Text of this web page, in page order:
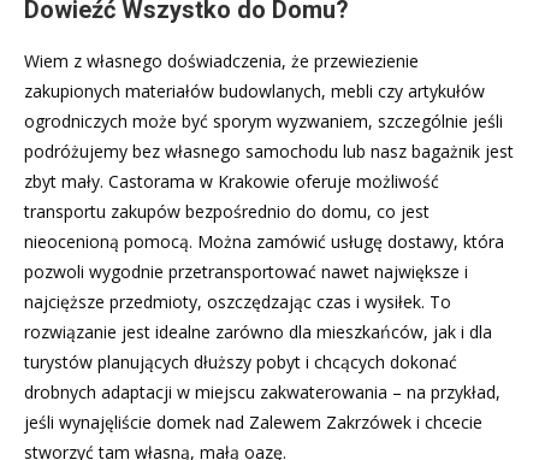
Dowieźć Wszystko do Domu?
Wiem z własnego doświadczenia, że przewiezienie
zakupionych materiałów budowlanych, mebli czy artykułów
ogrodniczych może być sporym wyzwaniem, szczególnie jeśli
podróżujemy bez własnego samochodu lub nasz bagażnik jest
zbyt mały. Castorama w Krakowie oferuje możliwość
transportu zakupów bezpośrednio do domu, co jest
nieocenioną pomocą. Można zamówić usługę dostawy, która
pozwoli wygodnie przetransportować nawet największe i
najcięższe przedmioty, oszczędzając czas i wysiłek. To
rozwiązanie jest idealne zarówno dla mieszkańców, jak i dla
turystów planujących dłuższy pobyt i chcących dokonać
drobnych adaptacji w miejscu zakwaterowania – na przykład,
jeśli wynajęliście domek nad Zalewem Zakrzówek i chcecie
stworzyć tam własną, małą oazę.